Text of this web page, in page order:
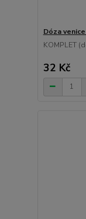
Dóza
KOMPLET
32 Kč